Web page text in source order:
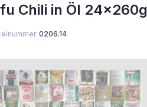
Chili in Öl 24x260g
0206.14